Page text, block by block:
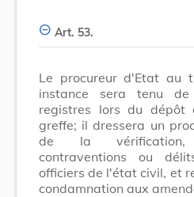
Art. 53.
Le procureur d'Etat au
instance sera tenu
registres lors du
greffe; il dressera un
de la vérification,
contraventions ou
officiers de l'état civil, et
condamnation aux